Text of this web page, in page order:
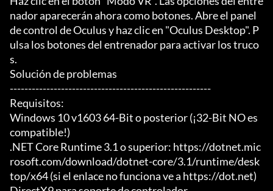
nador aparecerán ahora como botones. Abre el panel
de control de Oculus y haz clic en "Oculus Desktop". P
ulsa los botones del entrenador para activar los truco
s.
Solución de problemas
-------------------------------------------------------
Requisitos:
Windows 10 v1603 64-Bit o posterior (¡32-Bit NO es
compatible!)
.NET Core Runtime 3.1 o superior: https://dotnet.mic
rosoft.com/download/dotnet-core/3.1/runtime/desk
top/x64 (si el enlace no funciona ve a https://dot.net)